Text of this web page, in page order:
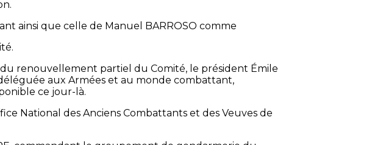
ainsi que celle de Manuel BARROSO comme
renouvellement partiel du Comité, le président Émile
aux Armées et au monde combattant,
ce jour-là.
National des Anciens Combattants et des Veuves de